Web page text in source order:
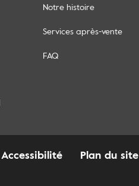
Notre histoire
Services après-vente
FAQ
Accessibilité Plan du site